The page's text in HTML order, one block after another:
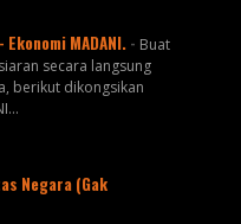
MADANI. - Buat
secara langsung
berikut dikongsikan
Negara (Gak